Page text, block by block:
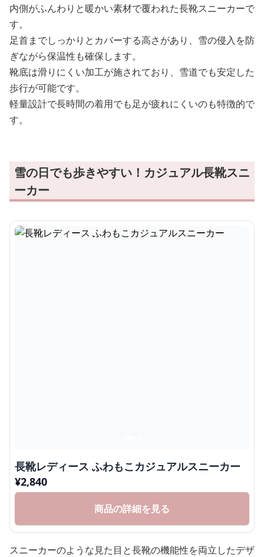
内側がふんわりと暖かい素材で覆われた長靴スニーカーで
す。
足首までしっかりとカバーする高さがあり、雪の侵入を防
ぎながら保温性も確保します。
靴底は滑りにくい加工が施されており、雪道でも安定した
歩行が可能です。
軽量設計で長時間の着用でも足が疲れにくいのも特徴的で
す。
雪の日でも歩きやすい！カジュアル長靴スニ
ーカー
長靴レディース ふわもこカジュアルスニーカー
¥2,840
商品の詳細を見る
スニーカーのような見た目と長靴の機能性を両立したデザ